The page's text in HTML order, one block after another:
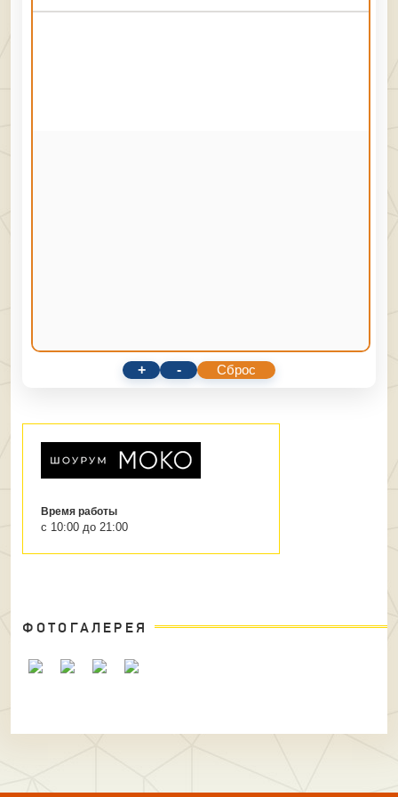
+ - Сброс
Время работы
с 10:00 до 21:00
ФОТОГАЛЕРЕЯ